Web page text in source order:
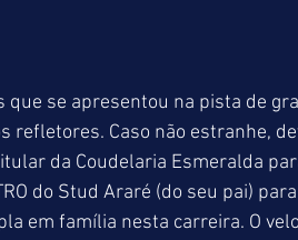
que se apresentou na pista de
refletores. Caso não estranhe,
da Coudelaria Esmeralda
do Stud Araré (do seu pai)
em família nesta carreira. O